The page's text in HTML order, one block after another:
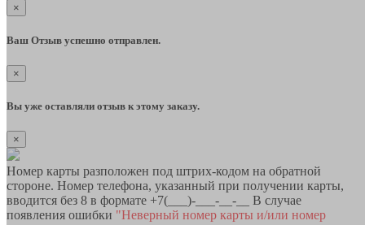
×
Ваш Отзыв успешно отправлен.
×
Вы уже оставляли отзыв к этому заказу.
×
Номер карты разположен под штрих-кодом на обратной
стороне. Номер телефона, указанный при получении карты,
вводится без 8 в формате +7(___)-___-__-__ В случае
появления ошибки "Неверный номер карты и/или номер